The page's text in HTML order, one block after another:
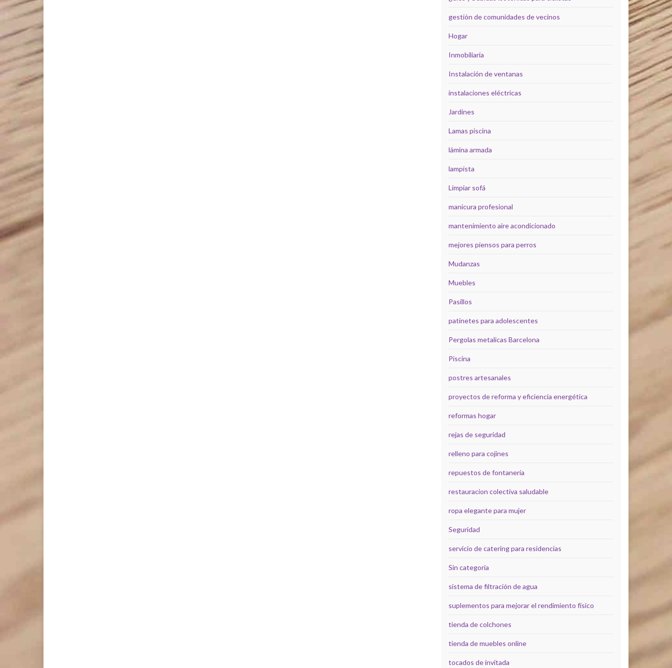
gestión de comunidades de vecinos
Hogar
Inmobiliaria
Instalación de ventanas
instalaciones eléctricas
Jardines
Lamas piscina
lámina armada
lampista
Limpiar sofá
manicura profesional
mantenimiento aire acondicionado
mejores piensos para perros
Mudanzas
Muebles
Pasillos
patinetes para adolescentes
Pergolas metalicas Barcelona
Piscina
postres artesanales
proyectos de reforma y eficiencia energética
reformas hogar
rejas de seguridad
relleno para cojines
repuestos de fontanería
restauracion colectiva saludable
ropa elegante para mujer
Seguridad
servicio de catering para residencias
Sin categoría
sistema de filtración de agua
suplementos para mejorar el rendimiento físico
tienda de colchones
tienda de muebles online
tocados de invitada